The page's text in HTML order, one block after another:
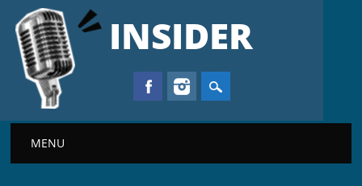
INSIDER
Main menu
MENU